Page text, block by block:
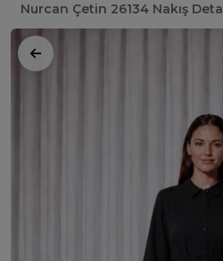
Nurcan Çetin 26134 Nakış